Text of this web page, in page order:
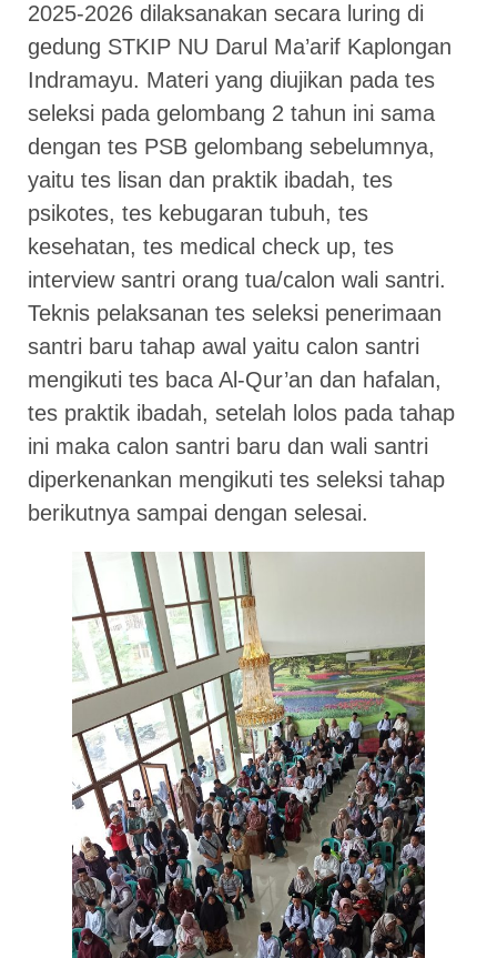
2025-2026 dilaksanakan secara luring di
gedung STKIP NU Darul Ma’arif Kaplongan
Indramayu. Materi yang diujikan pada tes
seleksi pada gelombang 2 tahun ini sama
dengan tes PSB gelombang sebelumnya,
yaitu tes lisan dan praktik ibadah, tes
psikotes, tes kebugaran tubuh, tes
kesehatan, tes medical check up, tes
interview santri orang tua/calon wali santri.
Teknis pelaksanan tes seleksi penerimaan
santri baru tahap awal yaitu calon santri
mengikuti tes baca Al-Qur’an dan hafalan,
tes praktik ibadah, setelah lolos pada tahap
ini maka calon santri baru dan wali santri
diperkenankan mengikuti tes seleksi tahap
berikutnya sampai dengan selesai.